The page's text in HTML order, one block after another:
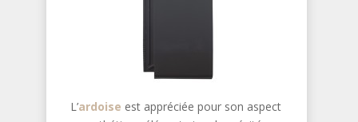
L’ardoise est appréciée pour son aspect